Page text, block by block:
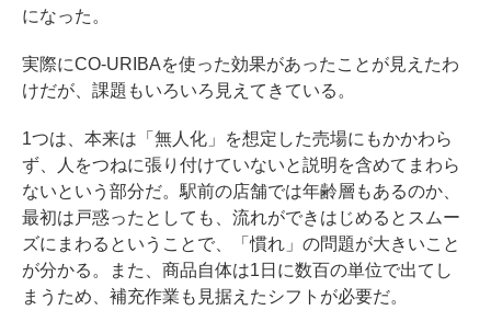
になった。
実際にCO-URIBAを使った効果があったことが見えたわ
けだが、課題もいろいろ見えてきている。
1つは、本来は「無人化」を想定した売場にもかかわら
ず、人をつねに張り付けていないと説明を含めてまわら
ないという部分だ。駅前の店舗では年齢層もあるのか、
最初は戸惑ったとしても、流れができはじめるとスムー
ズにまわるということで、「慣れ」の問題が大きいこと
が分かる。また、商品自体は1日に数百の単位で出てし
まうため、補充作業も見据えたシフトが必要だ。